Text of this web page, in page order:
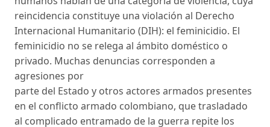
reincidencia constituye una violación al Derecho
Internacional Humanitario (DIH): el feminicidio. El
feminicidio no se relega al ámbito doméstico o
privado. Muchas denuncias corresponden a
agresiones por
parte del Estado y otros actores armados presentes
en el conflicto armado colombiano, que trasladado
al complicado entramado de la guerra repite los